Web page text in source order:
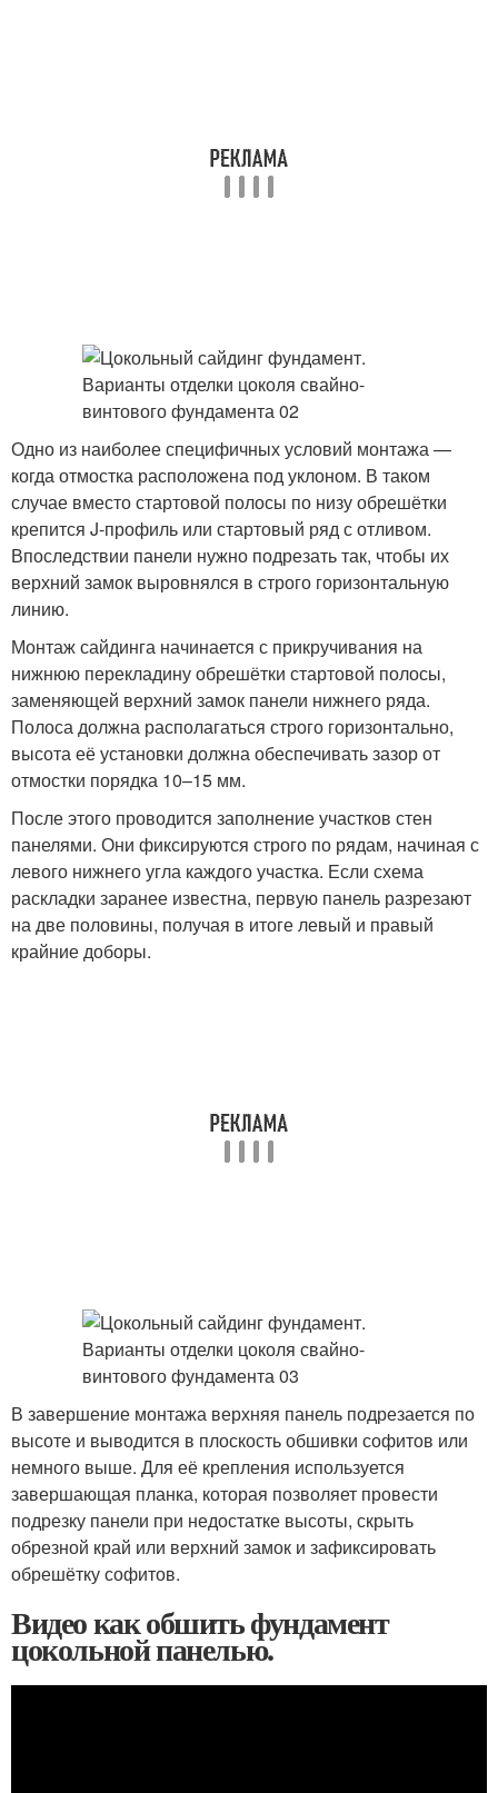
Одно из наиболее специфичных условий монтажа —
когда отмостка расположена под уклоном. В таком
случае вместо стартовой полосы по низу обрешётки
крепится J-профиль или стартовый ряд с отливом.
Впоследствии панели нужно подрезать так, чтобы их
верхний замок выровнялся в строго горизонтальную
линию.
Монтаж сайдинга начинается с прикручивания на
нижнюю перекладину обрешётки стартовой полосы,
заменяющей верхний замок панели нижнего ряда.
Полоса должна располагаться строго горизонтально,
высота её установки должна обеспечивать зазор от
отмостки порядка 10–15 мм.
После этого проводится заполнение участков стен
панелями. Они фиксируются строго по рядам, начиная с
левого нижнего угла каждого участка. Если схема
раскладки заранее известна, первую панель разрезают
на две половины, получая в итоге левый и правый
крайние доборы.
В завершение монтажа верхняя панель подрезается по
высоте и выводится в плоскость обшивки софитов или
немного выше. Для её крепления используется
завершающая планка, которая позволяет провести
подрезку панели при недостатке высоты, скрыть
обрезной край или верхний замок и зафиксировать
обрешётку софитов.
Видео как обшить фундамент
цокольной панелью.